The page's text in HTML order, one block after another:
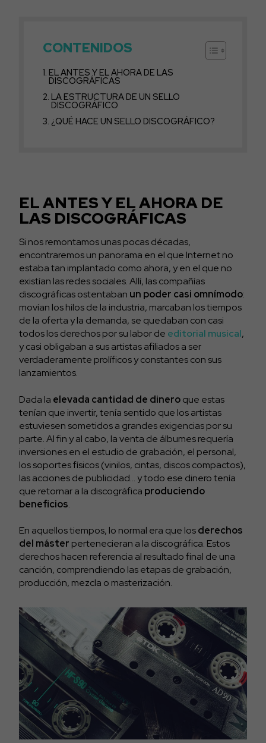
CONTENIDOS
EL ANTES Y EL AHORA DE LAS
DISCOGRÁFICAS
LA ESTRUCTURA DE UN SELLO
DISCOGRÁFICO
¿QUÉ HACE UN SELLO DISCOGRÁFICO?
EL ANTES Y EL AHORA DE
LAS DISCOGRÁFICAS
Si nos remontamos unas pocas décadas,
encontraremos un panorama en el que Internet no
estaba tan implantado como ahora, y en el que no
existían las redes sociales. Allí, las compañías
discográficas ostentaban un poder casi omnímodo:
movían los hilos de la industria, marcaban los tiempos
de la oferta y la demanda, se quedaban con casi
todos los derechos por su labor de editorial musical,
y casi obligaban a sus artistas afiliados a ser
verdaderamente prolíficos y constantes con sus
lanzamientos.
Dada la elevada cantidad de dineroque estas
tenían que invertir, tenía sentido que los artistas
estuviesen sometidos a grandes exigencias por su
parte. Al fin y al cabo, la venta de álbumes requería
inversiones en el estudio de grabación, el personal,
los soportes físicos (vinilos, cintas, discos compactos),
las acciones de publicidad… y todo ese dinero tenía
que retornar a la discográfica produciendo
beneficios.
En aquellos tiempos, lo normal era que losderechos
del máster pertenecieran a la discográfica. Estos
derechos hacen referencia al resultado final de una
canción, comprendiendo las etapas de grabación,
producción, mezcla o masterización.